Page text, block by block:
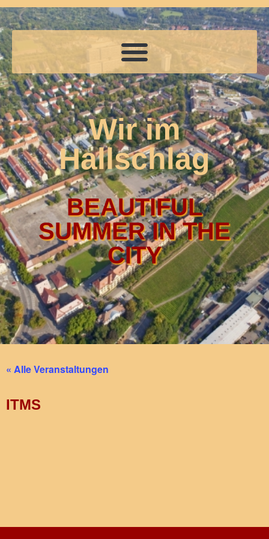
Wir im
Hallschlag
BEAUTIFUL
SUMMER IN THE
CITY
« Alle Veranstaltungen
ITMS